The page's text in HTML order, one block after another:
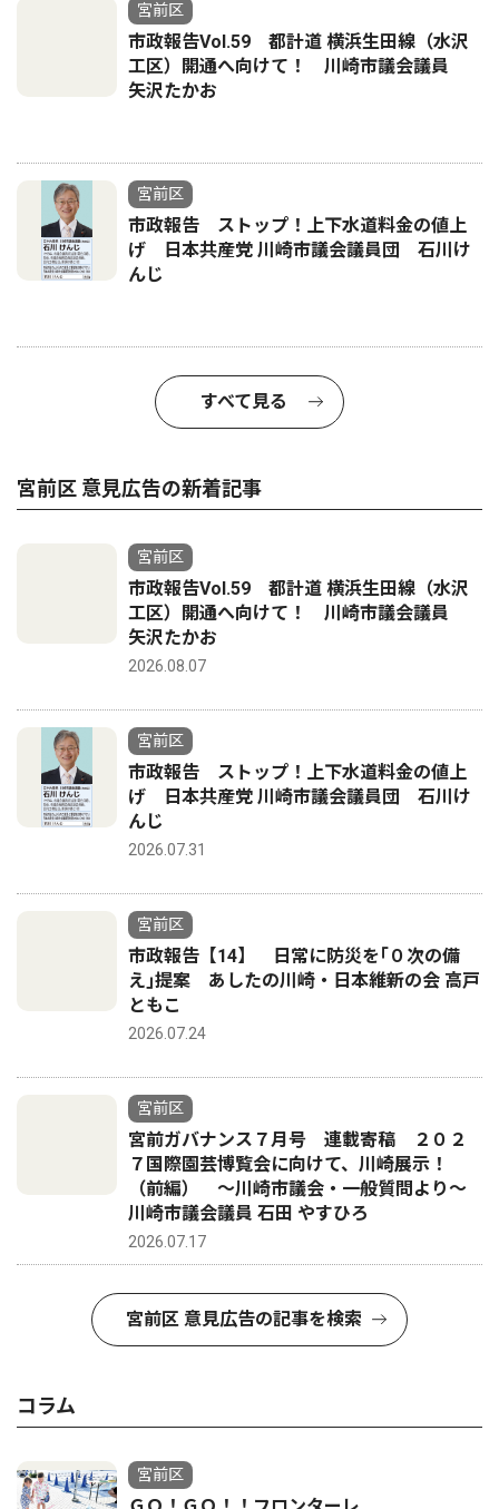
宮前区
市政報告Vol.59 都計道 横浜生田線（水沢
工区）開通へ向けて！ 川崎市議会議員
矢沢たかお
宮前区
市政報告 ストップ！上下水道料金の値上
げ 日本共産党 川崎市議会議員団 石川け
んじ
すべて見る
宮前区 意見広告の新着記事
宮前区
市政報告Vol.59 都計道 横浜生田線（水沢
工区）開通へ向けて！ 川崎市議会議員
矢沢たかお
2026.08.07
宮前区
市政報告 ストップ！上下水道料金の値上
げ 日本共産党 川崎市議会議員団 石川け
んじ
2026.07.31
宮前区
市政報告【14】 日常に防災を｢０次の備
え｣提案 あしたの川崎・日本維新の会 高戸
ともこ
2026.07.24
宮前区
宮前ガバナンス７月号 連載寄稿 ２０２
７国際園芸博覧会に向けて、川崎展示！
（前編） 〜川崎市議会・一般質問より〜
川崎市議会議員 石田 やすひろ
2026.07.17
宮前区 意見広告の記事を検索
コラム
宮前区